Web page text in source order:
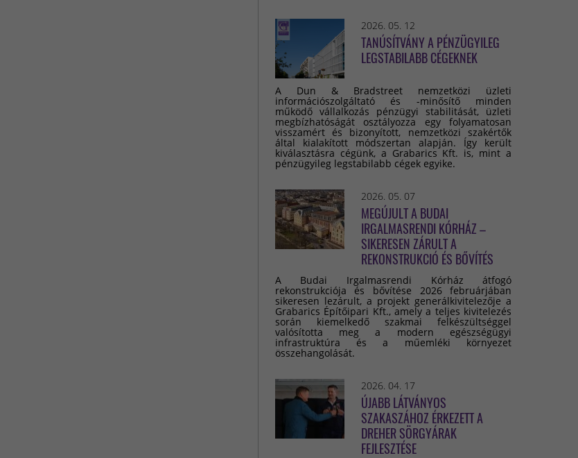
2026. 05. 12
TANÚSÍTVÁNY A PÉNZÜGYILEG
LEGSTABILABB CÉGEKNEK
A Dun & Bradstreet nemzetközi üzleti
információszolgáltató és -minősítő minden
működő vállalkozás pénzügyi stabilitását, üzleti
megbízhatóságát osztályozza egy folyamatosan
visszamért és bizonyított, nemzetközi szakértők
által kialakított módszertan alapján. Így került
kiválasztásra cégünk, a Grabarics Kft. is, mint a
pénzügyileg legstabilabb cégek egyike.
2026. 05. 07
MEGÚJULT A BUDAI
IRGALMASRENDI KÓRHÁZ –
SIKERESEN ZÁRULT A
REKONSTRUKCIÓ ÉS BŐVÍTÉS
A Budai Irgalmasrendi Kórház átfogó
rekonstrukciója és bővítése 2026 februárjában
sikeresen lezárult, a projekt generálkivitelezője a
Grabarics Építőipari Kft., amely a teljes kivitelezés
során kiemelkedő szakmai felkészültséggel
valósította meg a modern egészségügyi
infrastruktúra és a műemléki környezet
összehangolását.
2026. 04. 17
ÚJABB LÁTVÁNYOS
SZAKASZÁHOZ ÉRKEZETT A
DREHER SÖRGYÁRAK
FEJLESZTÉSE